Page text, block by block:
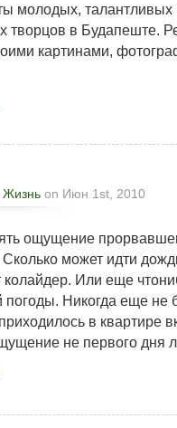
молодых,
творцов в Будапеште.
картинами,
Жизнь on Июн 1st, 2010
ощущение
может идти
колайдер. Или еще
погоды. Никогда еще не
в квартире
не первого дня